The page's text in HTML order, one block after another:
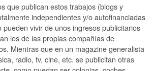
que publican estos trabajos (blogs y
independientes y/o autofinanciadas
pueden vivir de unos ingresos publicitarios
los de las propias compañías de
Mientras que en un magazine generalista
radio, tv, cine, etc. se publicitan otras